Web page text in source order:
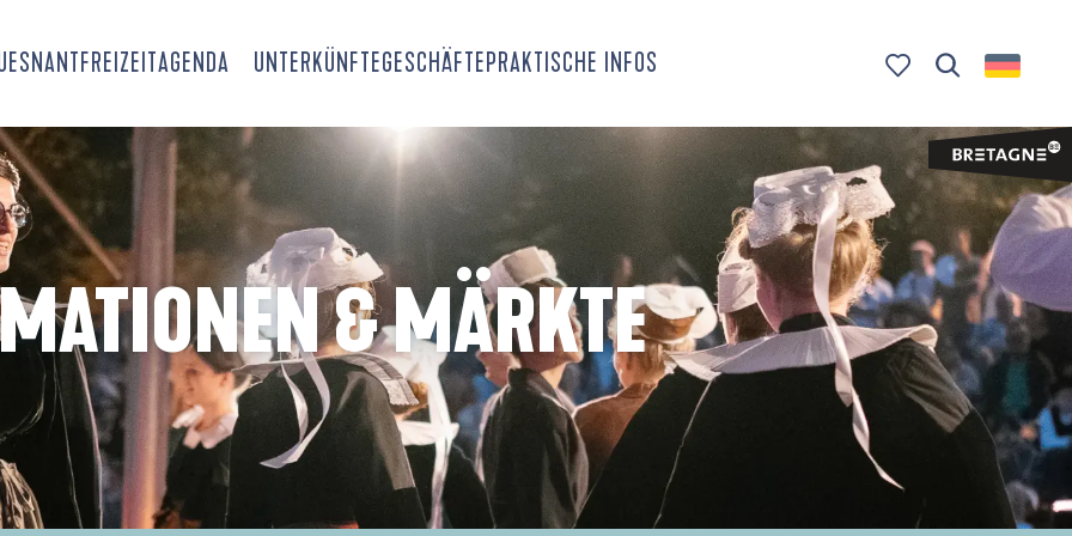
FREIZEITAGENDA UNTERKÜNFTEGESCHÄFTEPRAKTISCHE INFOS
& MÄRKTE